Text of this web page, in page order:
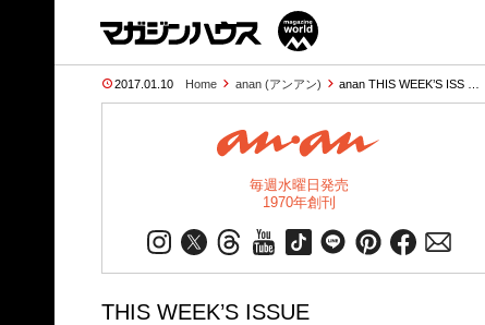
2017.01.10 Home anan (アンアン) anan THIS WEEK’S ISS …
毎週水曜日発売
1970年創刊
THIS WEEK’S ISSUE